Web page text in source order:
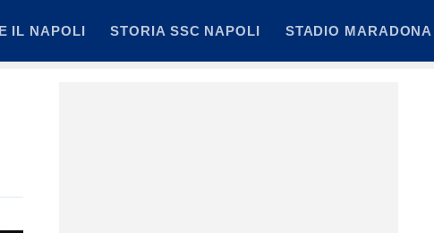
IL NAPOLI STORIA SSC NAPOLI STADIO MARADONA